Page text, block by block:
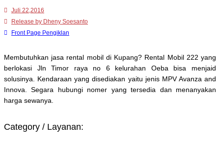
Juli 22,2016
Release by Dheny Soesanto
Front Page Pengiklan
Membutuhkan jasa rental mobil di Kupang? Rental Mobil 222 yang
berlokasi Jln Timor raya no 6 kelurahan Oeba bisa menjaid
solusinya. Kendaraan yang disediakan yaitu jenis MPV Avanza and
Innova. Segara hubungi nomer yang tersedia dan menanyakan
harga sewanya.
Category / Layanan: